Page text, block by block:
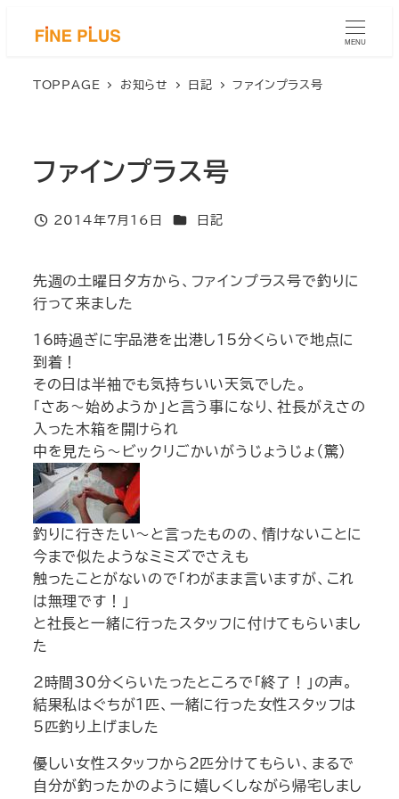
MENU
TOPPAGE お知らせ 日記 ファインプラス号
ファインプラス号
投稿日
2014年7月16日 カテゴリー
日記
先週の土曜日夕方から、ファインプラス号で釣りに
行って来ました
16時過ぎに宇品港を出港し15分くらいで地点に
到着！
その日は半袖でも気持ちいい天気でした。
「さあ～始めようか 」と言う事になり、社長がえさの
入った木箱を開けられ
中を見たら～ビックリごかいがうじょうじょ（驚)
釣りに行きたい～と言ったものの、情けないことに
今まで似たようなミミズでさえも
触ったことがないので「わがまま言いますが、これ
は無理です！」
と社長と一緒に行ったスタッフに付けてもらいまし
た
2時間30分くらいたったところで「終了！」の声。
結果私はぐちが1匹、一緒に行った女性スタッフは
5匹釣り上げました
優しい女性スタッフから2匹分けてもらい、まるで
自分が釣ったかのように嬉しくしながら帰宅しまし